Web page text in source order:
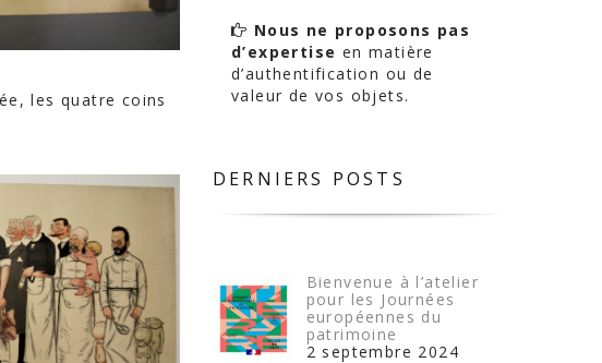
les quatre coins
Nous ne proposons pas
d’expertise en matière
d’authentification ou de
valeur de vos objets.
DERNIERS POSTS
Bienvenue à l’atelier
pour les Journées
européennes du
patrimoine
2 septembre 2024